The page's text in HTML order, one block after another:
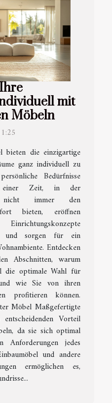
mit
Möbeln
bieten die einzigartige
ganz individuell zu
Bedürfnisse
einer Zeit, in der
nicht immer den
bieten, eröffnen
und sorgen für ein
Entdecken
Abschnitten, warum
die optimale Wahl für
wie Sie von ihren
profitieren können.
Möbel Maßgefertigte
Vorteil
da sie sich optimal
Anforderungen jedes
und andere
ermöglichen es,